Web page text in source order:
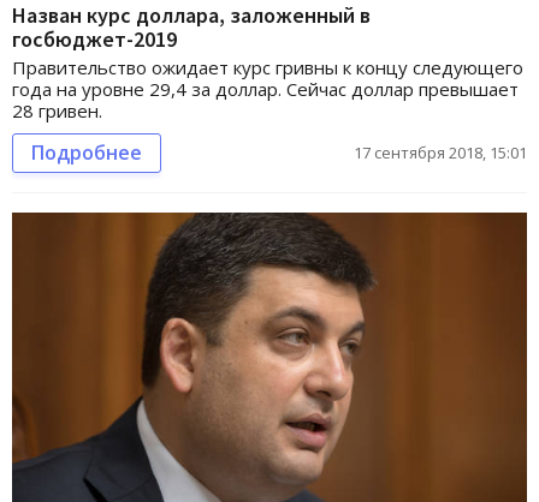
Назван курс доллара, заложенный в
госбюджет-2019
Правительство ожидает курс гривны к концу следующего
года на уровне 29,4 за доллар. Сейчас доллар превышает
28 гривен.
Подробнее 17 сентября 2018, 15:01